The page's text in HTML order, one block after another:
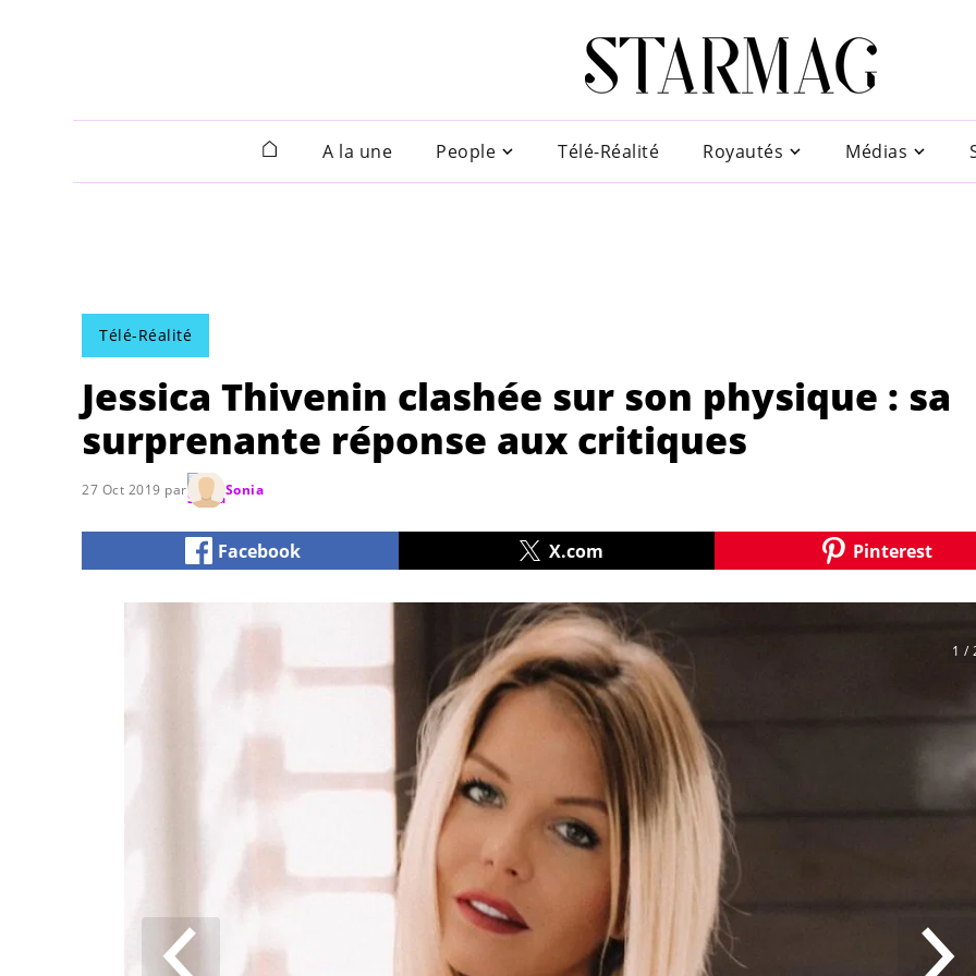
A la une People Télé-Réalité Royautés Médias
Télé-Réalité
Jessica Thivenin clashée sur son physique : sa
surprenante réponse aux critiques
27 Oct 2019 par Sonia
Facebook X.com Pinterest
1 /